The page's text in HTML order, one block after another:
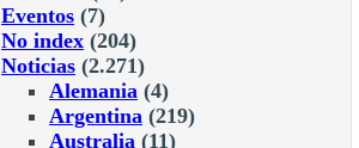
Eventos (7)
No index (204)
Noticias (2.271)
Alemania (4)
Argentina (219)
Australia (11)